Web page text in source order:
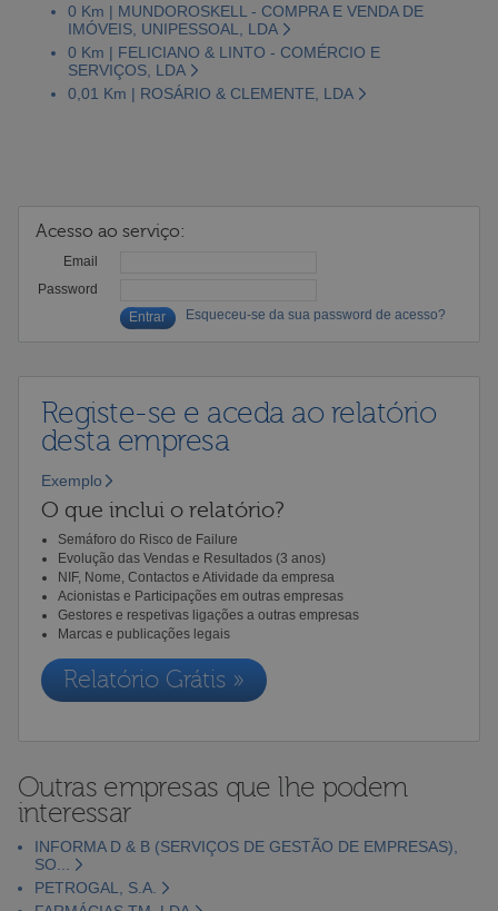
0 Km | MUNDOROSKELL - COMPRA E VENDA DE
IMÓVEIS, UNIPESSOAL, LDA
0 Km | FELICIANO & LINTO - COMÉRCIO E
SERVIÇOS, LDA
0,01 Km | ROSÁRIO & CLEMENTE, LDA
Acesso ao serviço:
Email
Password
Esqueceu-se da sua password de acesso?
Registe-se e aceda ao relatório
desta empresa
Exemplo
O que inclui o relatório?
Semáforo do Risco de Failure
Evolução das Vendas e Resultados (3 anos)
NIF, Nome, Contactos e Atividade da empresa
Acionistas e Participações em outras empresas
Gestores e respetivas ligações a outras empresas
Marcas e publicações legais
Relatório Grátis »
Outras empresas que lhe podem
interessar
INFORMA D & B (SERVIÇOS DE GESTÃO DE EMPRESAS),
SO...
PETROGAL, S.A.